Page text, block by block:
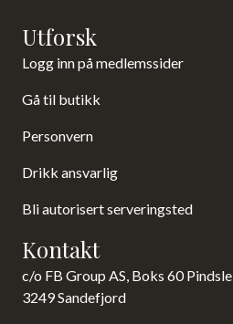
Utforsk
Logg inn på medlemssider
Gå til butikk
Personvern
Drikk ansvarlig
Bli autorisert serveringsted
Kontakt
c/o FB Group AS, Boks 60 Pindsle
3249 Sandefjord